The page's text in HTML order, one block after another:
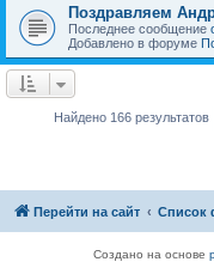
Поздравляем
Последнее сообщение
Добавлено в форуме
Найдено 166 результатов
Перейти на сайт Список
Создано на основе